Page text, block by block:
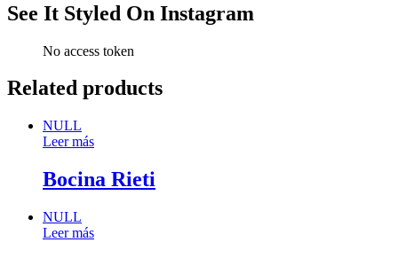
See It Styled On Instagram
No access token
Related products
NULL
Leer más
Bocina Rieti
NULL
Leer más